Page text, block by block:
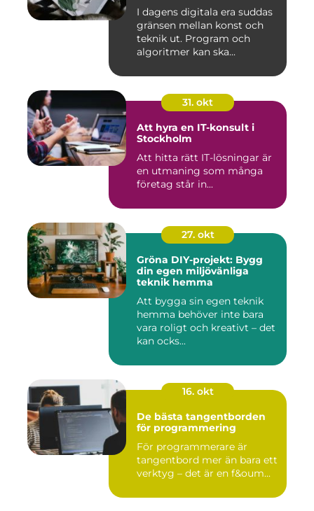
I dagens digitala era suddas
gränsen mellan konst och
teknik ut. Program och
algoritmer kan ska...
31. okt
Att hyra en IT-konsult i
Stockholm
Att hitta rätt IT-lösningar är
en utmaning som många
företag står in...
27. okt
Gröna DIY-projekt: Bygg
din egen miljövänliga
teknik hemma
Att bygga sin egen teknik
hemma behöver inte bara
vara roligt och kreativt – det
kan ocks...
16. okt
De bästa tangentborden
för programmering
För programmerare är
tangentbord mer än bara ett
verktyg – det är en f&oum...